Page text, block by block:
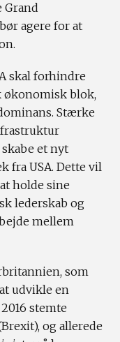
Grand
agere for at
skal forhindre
økonomisk blok,
Stærke
et nyt
fra USA. Dette vil
holde sine
lederskab og
mellem
som
udvikle en
stemte
og allerede